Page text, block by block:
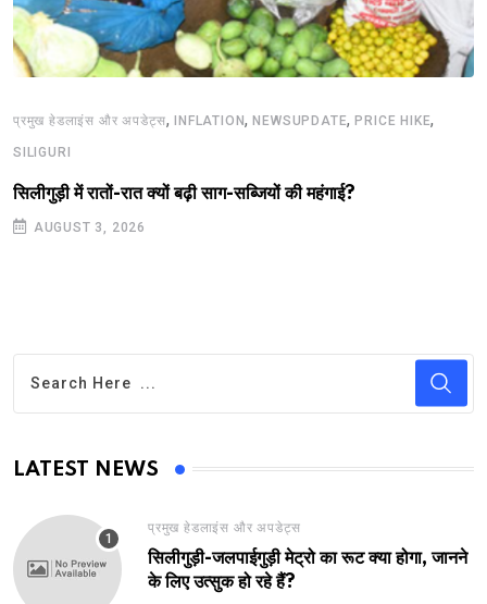
प्रमुख हेडलाइंस और अपडेट्स,INFLATION,NEWSUPDATE,PRICE HIKE,
SILIGURI
सिलीगुड़ी में रातों-रात क्यों बढ़ी साग-सब्जियों की महंगाई?
AUGUST 3, 2026
LATEST NEWS
प्रमुख हेडलाइंस और अपडेट्स
सिलीगुड़ी-जलपाईगुड़ी मेट्रो का रूट क्या होगा, जानने
के लिए उत्सुक हो रहे हैं?